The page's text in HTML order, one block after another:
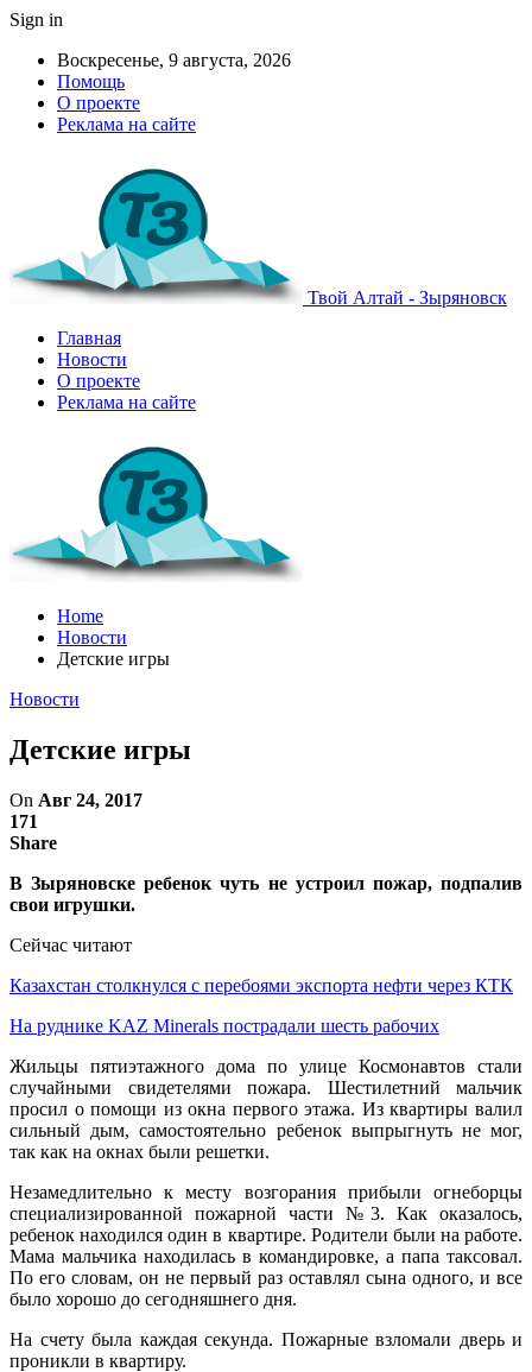
Sign in
Воскресенье, 9 августа, 2026
Помощь
О проекте
Реклама на сайте
Твой Алтай - Зыряновск
Главная
Новости
О проекте
Реклама на сайте
Home
Новости
Детские игры
Новости
Детские игры
On Авг 24, 2017
171
Share
В Зыряновске ребенок чуть не устроил пожар, подпалив
свои игрушки.
Сейчас читают
Казахстан столкнулся с перебоями экспорта нефти через КТК
На руднике KAZ Minerals пострадали шесть рабочих
Жильцы пятиэтажного дома по улице Космонавтов стали
случайными свидетелями пожара. Шестилетний мальчик
просил о помощи из окна первого этажа. Из квартиры валил
сильный дым, самостоятельно ребенок выпрыгнуть не мог,
так как на окнах были решетки.
Незамедлительно к месту возгорания прибыли огнеборцы
специализированной пожарной части №3. Как оказалось,
ребенок находился один в квартире. Родители были на работе.
Мама мальчика находилась в командировке, а папа таксовал.
По его словам, он не первый раз оставлял сына одного, и все
было хорошо до сегодняшнего дня.
На счету была каждая секунда. Пожарные взломали дверь и
проникли в квартиру.